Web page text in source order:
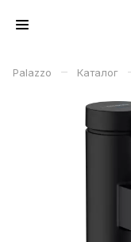
Palazzo – Каталог